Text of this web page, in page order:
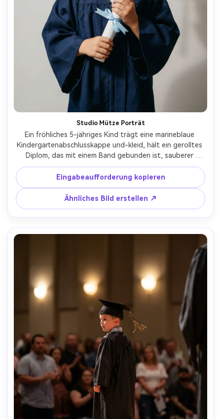
Studio Mütze Porträt
Ein fröhliches 5-jähriges Kind trägt eine marineblaue
Kindergartenabschlusskappe und-kleid, hält ein gerolltes
Diplom, das mit einem Band gebunden ist, sauberer
nahtloser hellgrauer Studiohintergrund, Softbox-
Tastenlicht mit sanftem Schatten, aufgenommen auf
Canon EOS R5, 85mm f/1.8, Halbkörperrahmen,
Augenhöhe, natürliches Lächeln, fotorealistische
Hautstruktur, keine Schullogos, redaktionelle Porträt-
Farbbewertung-AR 4:5
Eingabeaufforderung kopieren
Ähnliches Bild erstellen ↗